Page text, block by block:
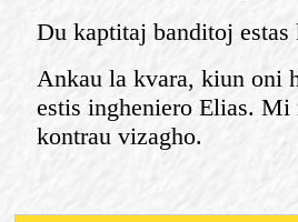
Du kaptitaj banditoj estas
Ankau la kvara, kiun oni
estis ingheniero Elias.
kontrau vizagho.